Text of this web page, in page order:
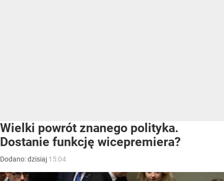
Wielki powrót znanego polityka.
Dostanie funkcję wicepremiera?
Dodano:dzisiaj 15:04